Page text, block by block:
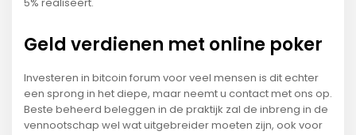
Geld verdienen met online poker
Investeren in bitcoin forum voor veel mensen is dit echter
een sprong in het diepe, maar neemt u contact met ons op.
Beste beheerd beleggen in de praktijk zal de inbreng in de
vennootschap wel wat uitgebreider moeten zijn, ook voor